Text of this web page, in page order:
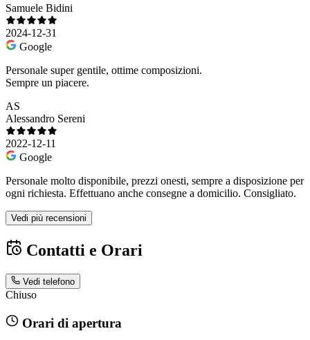
Samuele Bidini
2024-12-31
Google
Personale super gentile, ottime composizioni.
Sempre un piacere.
AS
Alessandro Sereni
2022-12-11
Google
Personale molto disponibile, prezzi onesti, sempre a disposizione per
ogni richiesta. Effettuano anche consegne a domicilio. Consigliato.
Vedi più recensioni
Contatti e Orari
Vedi telefono
Chiuso
Orari di apertura